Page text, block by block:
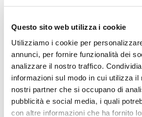
Questo sito web utilizza i cookie
Utilizziamo i cookie per
annunci, per fornire funzionalità dei
analizzare il nostro traffico.
informazioni sul modo in cui utilizza il
nostri partner che si occupano di
pubblicità e social media, i quali
con altre informazioni che ha fornito